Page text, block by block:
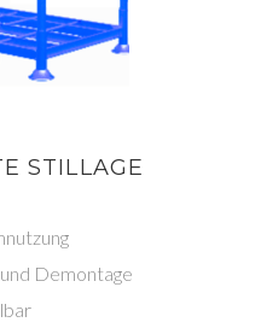
STILLAGE
Demontage